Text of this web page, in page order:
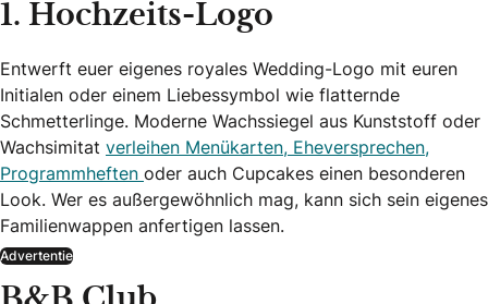
1. Hochzeits-Logo
Entwerft euer eigenes royales Wedding-Logo mit euren
Initialen oder einem Liebessymbol wie flatternde
Schmetterlinge. Moderne Wachssiegel aus Kunststoff oder
Wachsimitat verleihen Menükarten, Eheversprechen,
Programmheften oder auch Cupcakes einen besonderen
Look. Wer es außergewöhnlich mag, kann sich sein eigenes
Familienwappen anfertigen lassen.
Advertentie